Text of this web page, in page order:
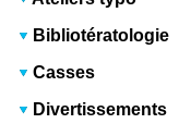
Bibliotératologie
Casses
Divertissements